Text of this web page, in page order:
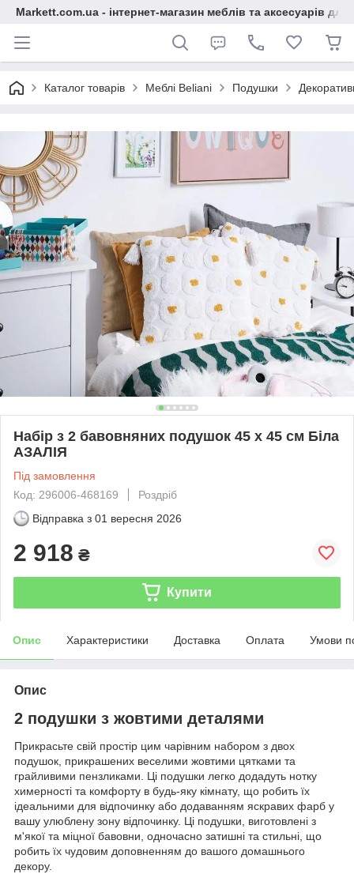
Markett.com.ua - інтернет-магазин меблів та аксесуарів для
Каталог товарів Меблі Beliani Подушки
Набір з 2 бавовняних подушок 45 х 45 см Біла
АЗАЛІЯ
Під замовлення
Код: 296006-468169
Роздріб
Відправка з 01 вересня 2026
2 918 ₴
Купити
Опис Характеристики Доставка Оплата Умови
Опис
2 подушки з жовтими деталями
Прикрасьте свій простір цим чарівним набором з двох
подушок, прикрашених веселими жовтими цятками та
грайливими пензликами. Ці подушки легко додадуть нотку
химерності та комфорту в будь-яку кімнату, що робить їх
ідеальними для відпочинку або додаванням яскравих фарб у
вашу улюблену зону відпочинку. Ці подушки, виготовлені з
м'якої та міцної бавовни, одночасно затишні та стильні, що
робить їх чудовим доповненням до вашого домашнього
декору.